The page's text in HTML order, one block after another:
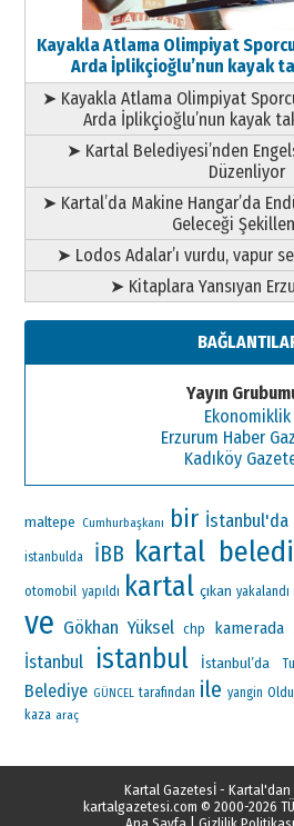
Kayakla Atlama Olimpiyat
Arda İplikçioğlu’nun kayak
➤ Kayakla Atlama Olimpiyat
Arda İplikçioğlu’nun kayak
➤ Kartal Belediyesi’nden
Düzenliyor
➤ Kartal’da Makine Hangar’da
Geleceği
➤ Lodos Adalar’ı vurdu, vapur
➤ Kitaplara Yansıyan
Yayın
Ekonomiklik
Erzurum Haber
Kadıköy
maltepe Cumhurbaşkanı bir İstanbul'da
istanbulda İBB kartal
otomobil yapıldı kartal çıkan yakalandı
ve Gökhan Yüksel chp kamerada
İstanbul istanbul İstanbul’da
Belediye GÜNCEL tarafından ile yangin
kaza araç
Kartal Gazetesİ - Kartal'dan
kartalgazetesi.com © 2000-2026